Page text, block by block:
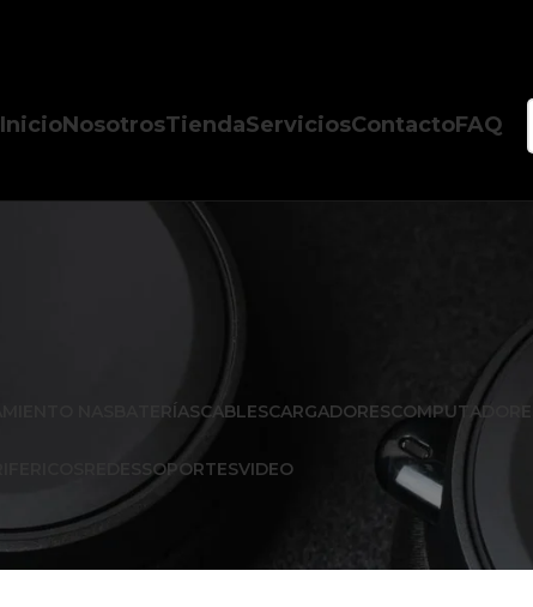
InicioNosotrosTiendaServiciosContactoFAQ
BATERÍASCABLESCARGADORESCOMPUTADORES
SOPORTESVIDEO